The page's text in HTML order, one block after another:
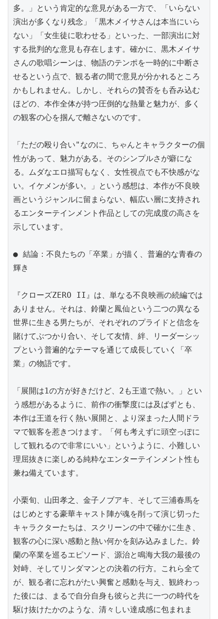
多。」という肯定的な意見がある一方で、「いらない
演出が多くなり残念」「黒木メイサさんは本当にいら
ない」「女生徒に歌わせる」といった、一部演出に対
する批判的な意見も存在します。確かに、黒木メイサ
さんの歌唱シーンは、物語のテンポを一時的に中断さ
せるという点で、観る者の間で意見が分かれるところ
かもしれません。しかし、それらの賛否をも呑み込む
ほどの、本作全体が持つ圧倒的な熱量と魅力が、多く
の観客の心を掴んで離さないのです。
「ただの殴り合い"なのに、ちゃんとキャラクターの個
性があって、魅力がある。そのシンプルさが癖にな
る。ムダなエロ描写もなく、女性視点でも不快感がな
い。イケメンが多い。」という感想は、本作が不良映
画というジャンルに留まらない、幅広い層に支持され
るエンターテインメント作品としての完成度の高さを
示しています。
● 結論：不良たちの「卒業」が描く、普遍的な青春の
輝き
『クローズZERO II』は、単なる不良映画の続編では
ありません。それは、鈴蘭と鳳仙という二つの異なる
世界に生きる男たちが、それぞれのプライドと信念を
賭けてぶつかり合い、そして友情、絆、リーダーシッ
プという普遍的なテーマを通じて成長していく「卒
業」の物語です。
「展開は1の方が好きだけど、2も王道で熱い。」とい
う感想があるように、前作の衝撃度には及ばずとも、
本作は王道を行く熱い展開と、より深まった人間ドラ
マで観客を惹きつけます。「何も考えずに頭空っぽに
して観れるので非常にいい」というように、小難しい
理屈抜きに楽しめる純粋なエンターテインメント性も
兼ね備えています。
小栗旬、山田孝之、金子ノブアキ、そして三浦春馬を
はじめとする豪華キャスト陣が魂を削って演じ切った
キャラクターたちは、スクリーンの中で確かに生き、
観客の心に深い感動と熱い何かを刻み込みました。鈴
蘭の卒業を巡るエピソード、源治と鳴海大我の最後の
対峙、そしてリンダマンとの決着の行方。これら全て
が、観る者に忘れがたい興奮と感動を与え、観終わっ
た後には、まるで自分自身も彼らと共に一つの時代を
駆け抜けたかのような、清々しい達成感に包まれま